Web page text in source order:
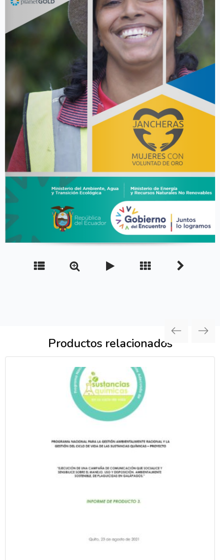
Productos relacionados